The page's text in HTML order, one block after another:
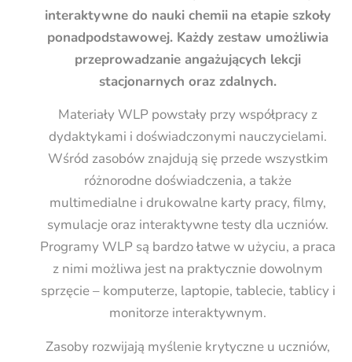
interaktywne do nauki chemii na etapie szkoły
ponadpodstawowej. Każdy zestaw umożliwia
przeprowadzanie angażujących lekcji
stacjonarnych oraz zdalnych.
Materiały WLP powstały przy współpracy z
dydaktykami i doświadczonymi nauczycielami.
Wśród zasobów znajdują się przede wszystkim
różnorodne doświadczenia, a także
multimedialne i drukowalne karty pracy, filmy,
symulacje oraz interaktywne testy dla uczniów.
Programy WLP są bardzo łatwe w użyciu, a praca
z nimi możliwa jest na praktycznie dowolnym
sprzęcie – komputerze, laptopie, tablecie, tablicy i
monitorze interaktywnym.
Zasoby rozwijają myślenie krytyczne u uczniów,